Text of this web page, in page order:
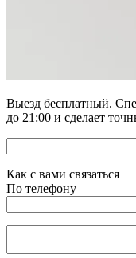
Выезд бесплатный.
до 21:00 и сделает
Как с вами связаться
По телефону